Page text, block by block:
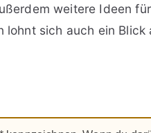
weitere Ideen
lohnt sich auch ein Blick